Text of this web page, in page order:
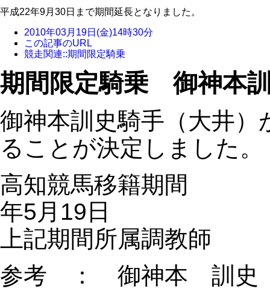
平成22年9月30日まで期間延長となりました。
2010年03月19日(金)14時30分
この記事のURL
競走関連::期間限定騎乗
期間限定騎乗 御神本
御神本訓史騎手（大井
ることが決定しました。
高知競馬移籍期間
年5月19日
上記期間所属調教
参考 ： 御神本 訓史